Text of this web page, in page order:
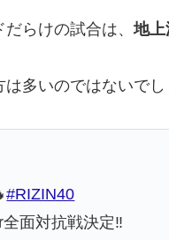
だらけの試合は、地上
多いのではないでし
#RIZIN40
面対抗戦決定‼️